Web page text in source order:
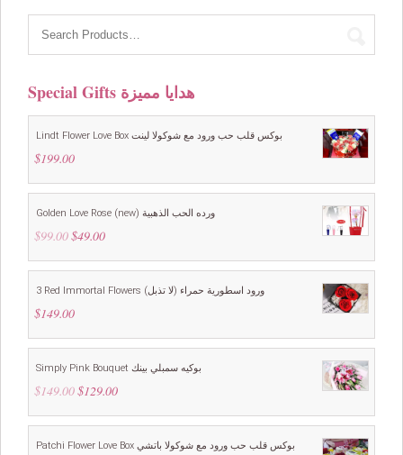
Special Gifts هدايا مميزة
Lindt Flower Love Box بوكس قلب حب ورود مع شوكولا لينت
$199.00
Golden Love Rose (new) ورده الحب الذهبية
$99.00 Original
was:
$49.00Current
is:
3 Red Immortal Flowers ورود اسطورية حمراء (لا تذبل)
$149.00
Simply Pink Bouquet بوكيه سمبلي بينك
$149.00 Original
was:
$129.00Current
is:
Patchi Flower Love Box بوكس قلب حب ورود مع شوكولا باتشي